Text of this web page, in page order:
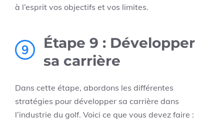
à l’esprit vos objectifs et vos limites.
9
Étape 9 : Développer
sa carrière
Dans cette étape, abordons les différentes
stratégies pour développer sa carrière dans
l’industrie du golf. Voici ce que vous devez faire :